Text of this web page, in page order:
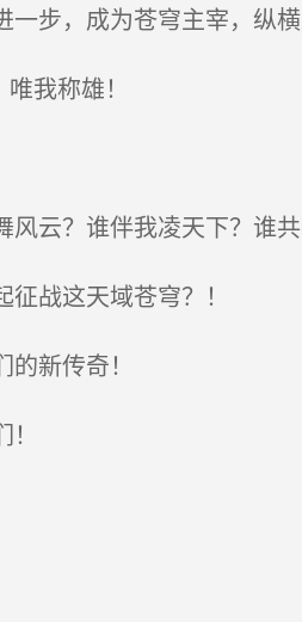
步，成为苍穹主宰，纵横
我称雄！
云？谁伴我凌天下？谁共
战这天域苍穹？！
新传奇！